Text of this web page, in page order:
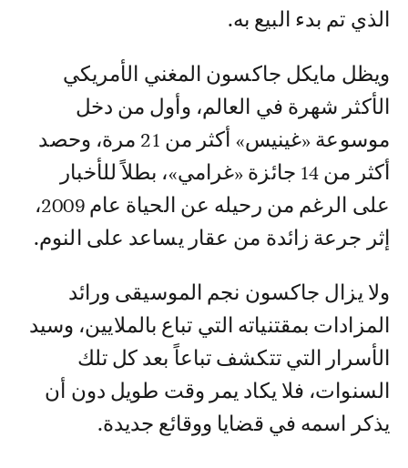
الذي تم بدء البيع به.
ويظل مايكل جاكسون المغني الأمريكي
الأكثر شهرة في العالم، وأول من دخل
موسوعة «غينيس» أكثر من 21 مرة، وحصد
أكثر من 14 جائزة «غرامي»، بطلاً للأخبار
على الرغم من رحيله عن الحياة عام 2009،
إثر جرعة زائدة من عقار يساعد على النوم.
ولا يزال جاكسون نجم الموسيقى ورائد
المزادات بمقتنياته التي تباع بالملايين، وسيد
الأسرار التي تتكشف تباعاً بعد كل تلك
السنوات، فلا يكاد يمر وقت طويل دون أن
يذكر اسمه في قضايا ووقائع جديدة.